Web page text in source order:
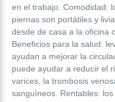
en el trabajo. Comodidad:
piernas son portátiles y
desde de casa a la oficina
Beneficios para la salud:
ayudan a mejorar la
puede ayudar a reducir el
varices, la trombosis
sanguíneos. Rentables: